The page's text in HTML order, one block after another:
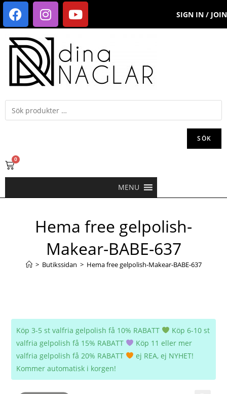
SIGN IN / JOIN
SÖK
0
MENU
Hema free gelpolish-
Makear-BABE-637
> Butikssidan > Hema free gelpolish-Makear-BABE-637
Köp 3-5 st valfria gelpolish få 10% RABATT
Köp 6-10 st
valfria gelpolish få 15% RABATT
Köp 11 eller mer
valfria gelpolish få 20% RABATT
ej REA, ej NYHET!
Kommer automatisk i korgen!